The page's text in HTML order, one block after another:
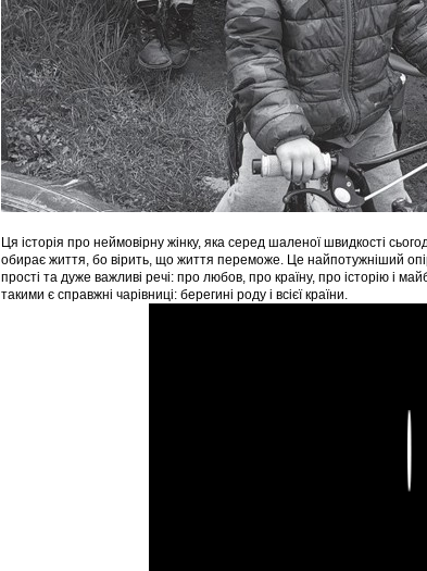
Ця історія про неймовірну жінку, яка серед шаленої швидкості
обирає життя, бо вірить, що життя переможе. Це найпотужніший
прості та дуже важливі речі: про любов, про країну, про історію і
такими є справжні чарівниці: берегині роду і всієї країни.